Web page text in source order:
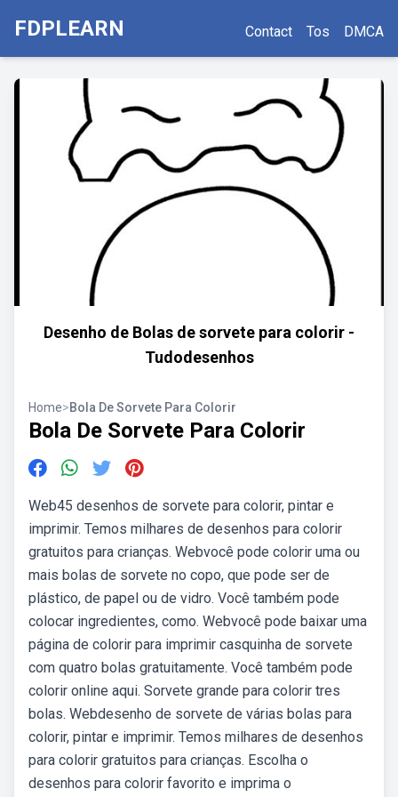
FDPLEARN Contact Tos DMCA
Desenho de Bolas de sorvete para colorir -
Tudodesenhos
Home>Bola De Sorvete Para Colorir
Bola De Sorvete Para Colorir
Web45 desenhos de sorvete para colorir, pintar e
imprimir. Temos milhares de desenhos para colorir
gratuitos para crianças. Webvocê pode colorir uma ou
mais bolas de sorvete no copo, que pode ser de
plástico, de papel ou de vidro. Você também pode
colocar ingredientes, como. Webvocê pode baixar uma
página de colorir para imprimir casquinha de sorvete
com quatro bolas gratuitamente. Você também pode
colorir online aqui. Sorvete grande para colorir tres
bolas. Webdesenho de sorvete de várias bolas para
colorir, pintar e imprimir. Temos milhares de desenhos
para colorir gratuitos para crianças. Escolha o
desenhos para colorir favorito e imprima o